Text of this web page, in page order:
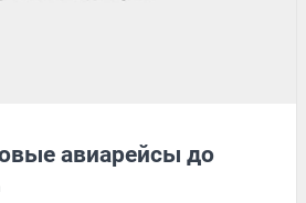
авиарейсы до